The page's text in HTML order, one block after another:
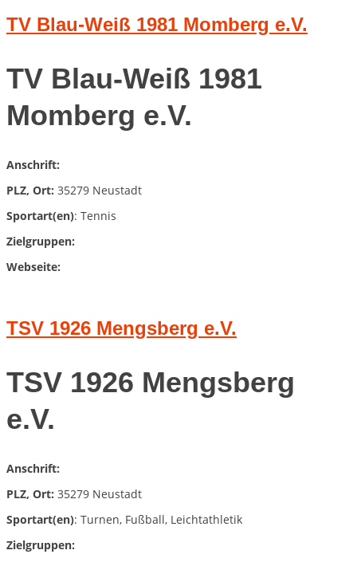
TV Blau-Weiß 1981 Momberg e.V.
TV Blau-Weiß 1981
Momberg e.V.
Anschrift:
PLZ, Ort: 35279 Neustadt
Sportart(en): Tennis
Zielgruppen:
Webseite:
TSV 1926 Mengsberg e.V.
TSV 1926 Mengsberg
e.V.
Anschrift:
PLZ, Ort: 35279 Neustadt
Sportart(en): Turnen, Fußball, Leichtathletik
Zielgruppen: